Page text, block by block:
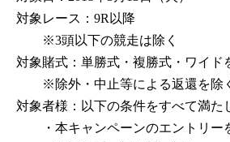
対象レース：9R以降
※3頭以下の競走は除く
対象賭式：単勝式・複勝式・ワイド
※除外・中止等による返還を除
対象者様：以下の条件をすべて満た
・本キャンペーンのエントリー